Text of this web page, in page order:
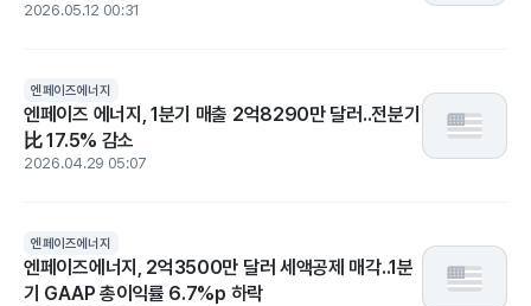
2026.05.12 00:31
엔페이즈에너지
엔페이즈 에너지, 1분기 매출 2억8290만 달러..전분기
比 17.5% 감소
2026.04.29 05:07
엔페이즈에너지
엔페이즈에너지, 2억3500만 달러 세액공제 매각..1분
기 GAAP 총이익률 6.7%p 하락